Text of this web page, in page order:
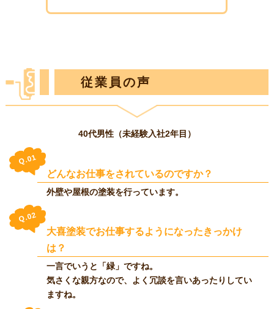
従業員の声
40代男性（未経験入社2年目）
Q.01
どんなお仕事をされているのですか？
外壁や屋根の塗装を行っています。
Q.02
大喜塗装でお仕事するようになったきっかけ
は？
一言でいうと「緑」ですね。
気さくな親方なので、よく冗談を言いあったりしてい
ますね。